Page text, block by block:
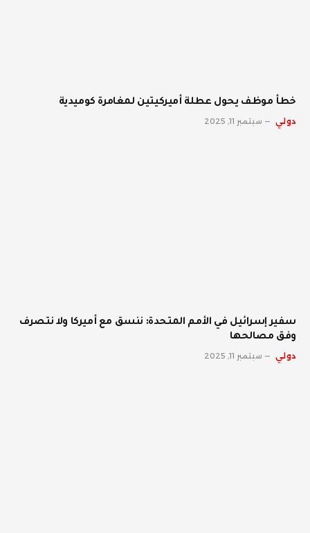
خطأ موظف يحول عطلة أميركيتين لمغامرة كوميدية
دولي سبتمبر 11, 2025
سفير إسرائيل في الأمم المتحدة: ننسق مع أميركا ولا نتصرف
وفق مصالحها
دولي سبتمبر 11, 2025